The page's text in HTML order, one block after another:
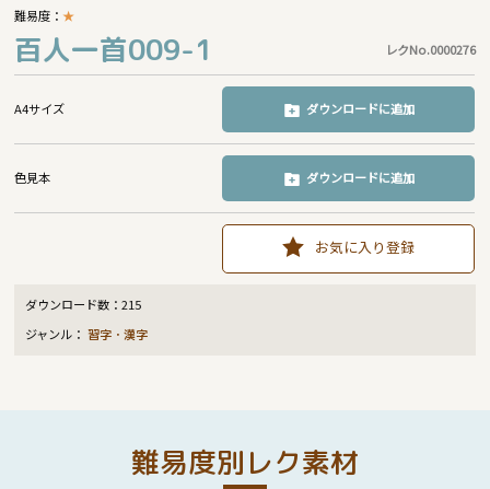
難易度：★
百人一首009-1 レクNo.0000276
A4サイズ ダウンロードに追加
色見本 ダウンロードに追加
お気に入り登録
ダウンロード数：215
ジャンル：習字・漢字
難易度別レク素材